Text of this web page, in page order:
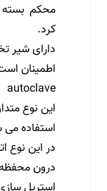
محکم بسته
کرد.
دارای شیر
autoclave
این نوع
استفاده
در این نوع
درون